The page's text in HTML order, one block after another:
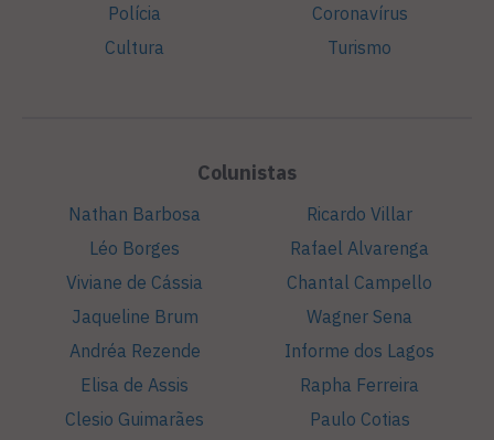
Polícia
Cultura
Coronavírus
Turismo
Colunistas
Nathan Barbosa
Léo Borges
Viviane de Cássia
Jaqueline Brum
Andréa Rezende
Elisa de Assis
Clesio Guimarães
Ricardo Villar
Rafael Alvarenga
Chantal Campello
Wagner Sena
Informe dos Lagos
Rapha Ferreira
Paulo Cotias